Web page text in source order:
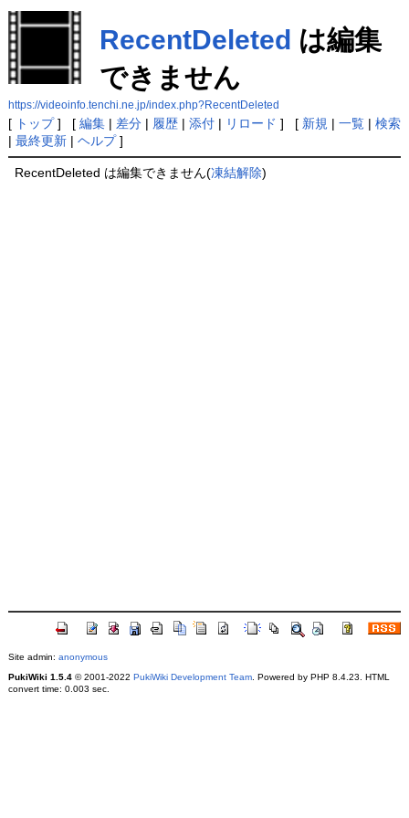
RecentDeleted は編集
できません
https://videoinfo.tenchi.ne.jp/index.php?RecentDeleted
[ トップ] [ 編集| 差分| 履歴| 添付| リロード ] [ 新規 | 一覧| 検索
| 最終更新| ヘルプ]
RecentDeleted は編集できません(凍結解除)
Site admin: anonymous
PukiWiki 1.5.4© 2001-2022 PukiWiki Development Team. Powered by PHP 8.4.23. HTML
convert time: 0.003 sec.